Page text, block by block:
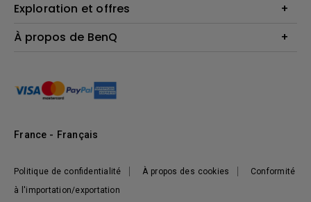
FAQ boutique en ligne BenQ
Politique de retour de la boutique BenQ
Centre de connaissances
Exploration et offres
Events, Promotions & Webinars
À propos de BenQ
Responsabilité sociale de l'entreprise
Actualités
Politique de confidentialité À propos des cookies
Conformité
à l'importation/exportation
France - Français